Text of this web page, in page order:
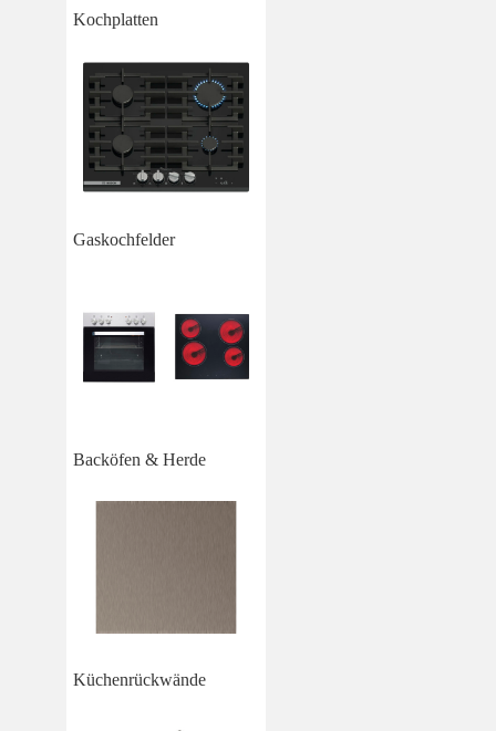
Kochplatten
Gaskochfelder
Backöfen & Herde
Küchenrückwände